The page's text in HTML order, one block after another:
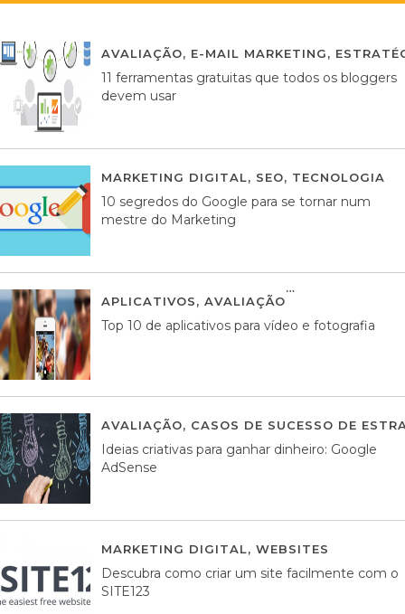
AVALIAÇÃO, E-MAIL MARKETING,
11 ferramentas gratuitas que todos os bloggers
devem usar
MARKETING DIGITAL, SEO, TECNOLOGIA
10 segredos do Google para se tornar num
mestre do Marketing
APLICATIVOS, AVALIAÇÃO
Top 10 de aplicativos para vídeo e fotografia
AVALIAÇÃO, CASOS DE SUCESSO DE
Ideias criativas para ganhar dinheiro: Google
AdSense
MARKETING DIGITAL, WEBSITES
Descubra como criar um site facilmente com o
SITE123